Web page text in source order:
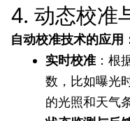
4. 动态校准
自动校准技术的应用
实时校准 ：根
数，比如曝光
的光照和天气